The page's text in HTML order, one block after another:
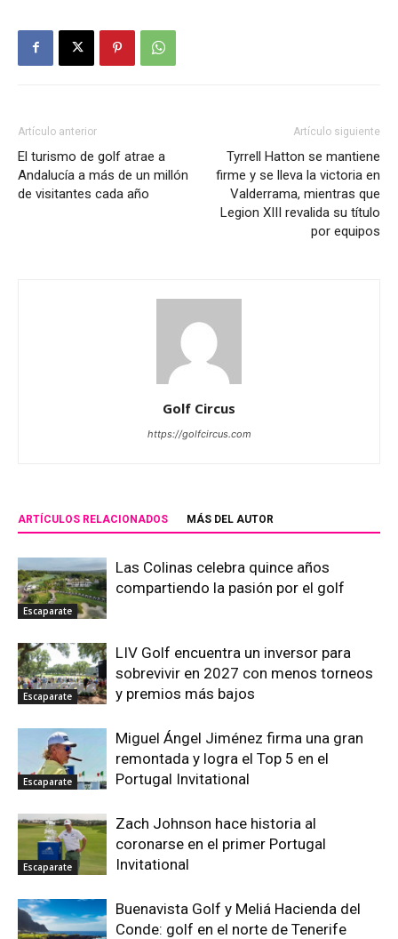
Artículo anterior
El turismo de golf atrae a
Andalucía a más de un millón
de visitantes cada año
Artículo siguiente
Tyrrell Hatton se mantiene
firme y se lleva la victoria en
Valderrama, mientras que
Legion XIII revalida su título
por equipos
Golf Circus
https://golfcircus.com
ARTÍCULOS RELACIONADOS MÁS DEL AUTOR
Escaparate
Las Colinas celebra quince años
compartiendo la pasión por el golf
Escaparate
LIV Golf encuentra un inversor para
sobrevivir en 2027 con menos torneos
y premios más bajos
Escaparate
Miguel Ángel Jiménez firma una gran
remontada y logra el Top 5 en el
Portugal Invitational
Escaparate
Zach Johnson hace historia al
coronarse en el primer Portugal
Invitational
Buenavista Golf y Meliá Hacienda del
Conde: golf en el norte de Tenerife